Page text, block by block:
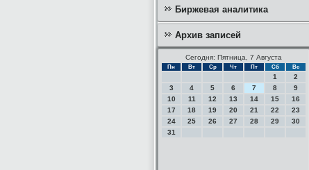
Биржевая аналитика
Архив записей
Сегодня: Пятница, 7 Августа
Пн Вт Ср Чт Пт Сб Вс
1
2
3
4 5 6 7 8
9
10
11 12 13 14 15
16
17
18 19 20 21 22
23
24
25 26 27 28 29
30
31